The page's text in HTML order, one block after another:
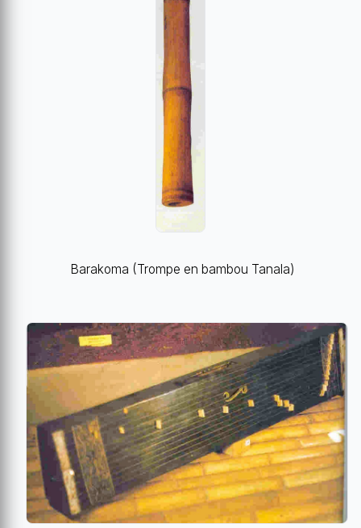
Barakoma (Trompe en bambou Tanala)